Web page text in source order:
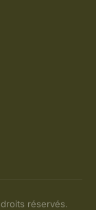
réservés.